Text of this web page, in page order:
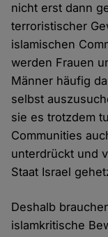
nicht erst dann
terroristischer
islamischen
werden Frauen
Männer häufig
selbst
sie es trotzdem
Communities
unterdrückt und
Staat Israel
Deshalb
islamkritische